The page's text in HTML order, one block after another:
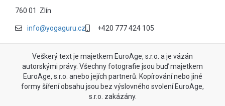
760 01 Zlín
info@yogaguru.cz +420 777 424 105
Veškerý text je majetkem EuroAge, s.r.o. a je vázán
autorskými právy. Všechny fotografie jsou buď majetkem
EuroAge, s.r.o. anebo jejích partnerů. Kopírování nebo jiné
formy šíření obsahu jsou bez výslovného svolení EuroAge,
s.r.o. zakázány.